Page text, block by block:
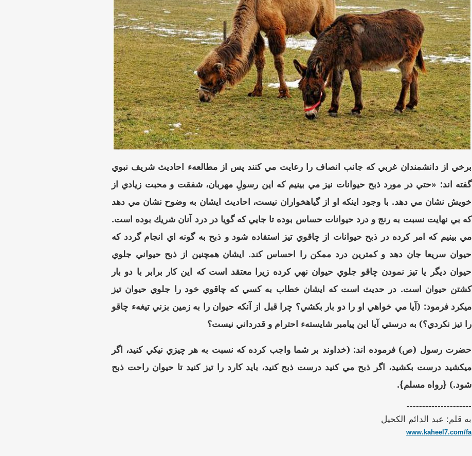
برخي از دانشمندان غربي كه جانب انصاف را رعايت مي كنند پس از مطالعهء احاديث شريف نبوي
گفته اند: «حتي در مورد ذبح حيوانات نيز مي بينيم كه اين رسولِ مهربان، شفقت و محبت زيادي از
خويش نشان مي دهد. با وجود اينكه او از گياهخواران نيست، احاديث ايشان به وضوح نشان مي دهد
كه بي نهايت نسبت به رنج و درد حيوانات حساس بوده تا جايي كه گويا در درد آنان شريك بوده است.
مي بينيم كه امر كرده در ذبح حيوانات از چاقوي تيز استفاده شود و ذبح به گونه اي انجام گردد كه
حيوان سريعا جان دهد و كمترين درد ممكن را احساس كند. ايشان همچنين از ذبح حيواني جلوي
حيوان ديگر يا تيز نمودن چاقو جلوي حيوان نهي كرده زيرا معتقد است كه اين كار برابر با دو بار
كشتن حيوان است. در حديث است كه ايشان خطاب به كسي كه چاقوي خود را جلوي حيوان تيز
ميكرد فرمود: (آيا مي خواهي او را دو بار بكشي؟ چرا قبل از آنكه حيوان را به زمين بزني تيغهء چاقو
را تيز نكردي؟) به درستي آيا اين پيامبر شايستهء احترام و قدرداني نيست؟
حضرت رسول (ص) فرموده اند: (خداوند بر شما واجب كرده كه نسبت به هر چيزي نيكي كنيد، اگر
ميكشيد درست بكشيد، اگر ذبح مي كنيد درست ذبح كنيد، بايد كارد را تيز كنيد تا حيوان راحت ذبح
شود.) {رواه مسلم}.
---------------------
به قلم: عبد الدائم الكحيل
www.kaheel7.com/fa